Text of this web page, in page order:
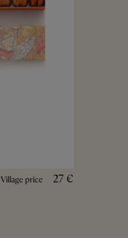
Village price 27 €